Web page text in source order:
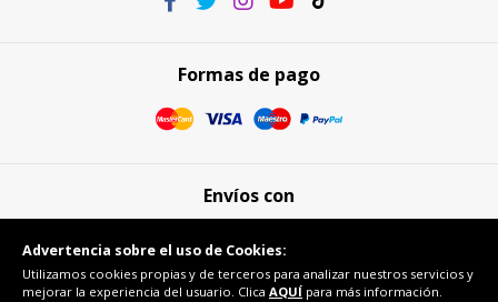
Formas de pago
Envíos con
Advertencia sobre el uso de Cookies:
Utilizamos cookies propias y de terceros para analizar nuestros servicios y
mejorar la experiencia del usuario. Clica AQUÍ para más información.